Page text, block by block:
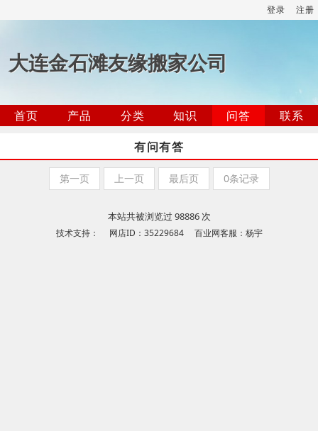
登录 注册
大连金石滩友缘搬家公司
首页 产品 分类 知识 问答
联系
有问有答
第一页 上一页 最后页 0条记录
本站共被浏览过 98886 次
技术支持： 网店ID：35229684 百业网客服：杨宇